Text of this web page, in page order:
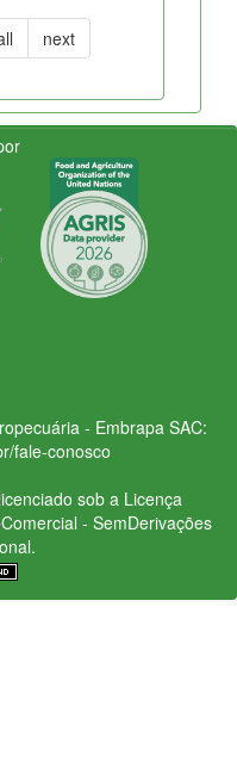
next
- Embrapa SAC:
fale-conosco
sob a Licença
- SemDerivações